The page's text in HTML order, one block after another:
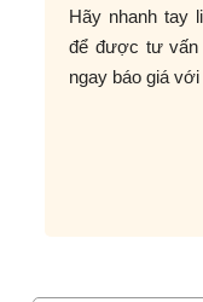
Hãy nhanh tay
để được tư vấn
ngay báo giá